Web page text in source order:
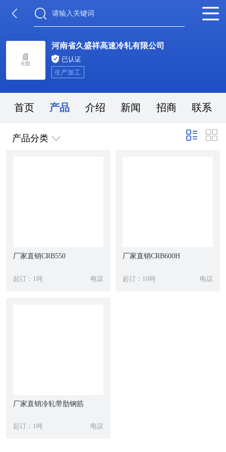
河南省久盛祥高速冷轧有限公司
已认证
生产加工
首页 产品 介绍 新闻 招商 联系
产品分类
厂家直销CRB550
起订：1吨 电议
厂家直销CRB600H
起订：10吨 电议
厂家直销冷轧带肋钢筋
起订：1吨 电议